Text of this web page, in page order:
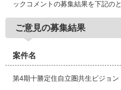
ックコメントの募集結果を下記の
ご意見の募集結果
案件名
第4期十勝定住自立圏共生ビジョン